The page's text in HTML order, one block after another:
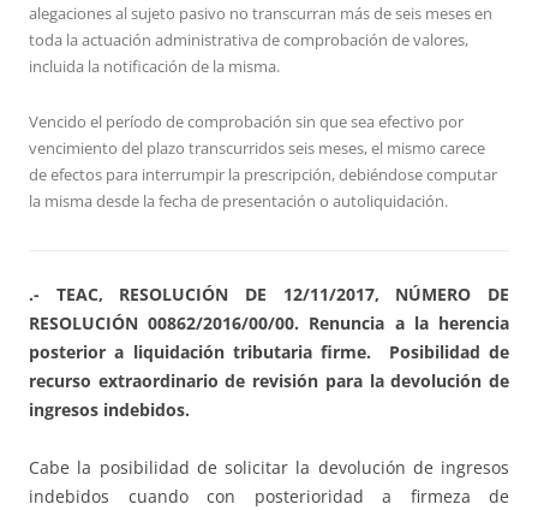
alegaciones al sujeto pasivo no transcurran más de seis meses en
toda la actuación administrativa de comprobación de valores,
incluida la notificación de la misma.
Vencido el período de comprobación sin que sea efectivo por
vencimiento del plazo transcurridos seis meses, el mismo carece
de efectos para interrumpir la prescripción, debiéndose computar
la misma desde la fecha de presentación o autoliquidación.
.- TEAC, RESOLUCIÓN DE 12/11/2017, NÚMERO DE
RESOLUCIÓN 00862/2016/00/00. Renuncia a la herencia
posterior a liquidación tributaria firme. Posibilidad de
recurso extraordinario de revisión para la devolución de
ingresos indebidos.
Cabe la posibilidad de solicitar la devolución de ingresos
indebidos cuando con posterioridad a firmeza de